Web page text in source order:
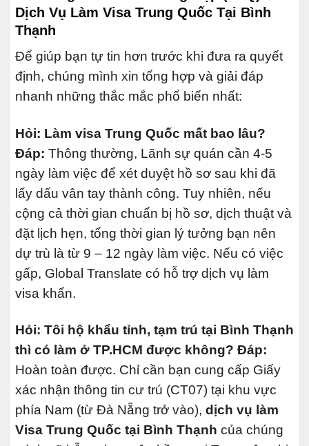
Dịch Vụ Làm Visa Trung Quốc Tại Bình
Thạnh
Để giúp bạn tự tin hơn trước khi đưa ra quyết
định, chúng mình xin tổng hợp và giải đáp
nhanh những thắc mắc phổ biến nhất:
Hỏi: Làm visa Trung Quốc mất bao lâu?
Đáp: Thông thường, Lãnh sự quán cần 4-5
ngày làm việc để xét duyệt hồ sơ sau khi đã
lấy dấu vân tay thành công. Tuy nhiên, nếu
cộng cả thời gian chuẩn bị hồ sơ, dịch thuật và
đặt lịch hẹn, tổng thời gian lý tưởng bạn nên
dự trù là từ 9 – 12 ngày làm việc. Nếu có việc
gấp, Global Translate có hỗ trợ dịch vụ làm
visa khẩn.
Hỏi: Tôi hộ khẩu tỉnh, tạm trú tại Bình Thạnh
thì có làm ở TP.HCM được không? Đáp:
Hoàn toàn được. Chỉ cần bạn cung cấp Giấy
xác nhận thông tin cư trú (CT07) tại khu vực
phía Nam (từ Đà Nẵng trở vào), dịch vụ làm
Visa Trung Quốc tại Bình Thạnh của chúng